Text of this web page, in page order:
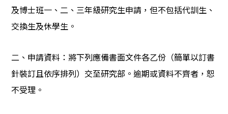
及博士班一、二、三年級研究生申請，但不包括代訓生、
交換生及休學生。
二、申請資料：將下列應備書面文件各乙份（簡單以訂書
針裝訂且依序排列）交至研究部。逾期或資料不齊者，恕
不受理。